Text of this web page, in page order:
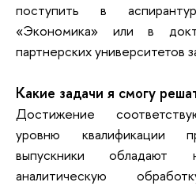
поступить в
«Экономика» или в
партнерских университетов
Какие задачи я смогу
Достижение
уровню квалификации
выпускники обладают
аналитическую